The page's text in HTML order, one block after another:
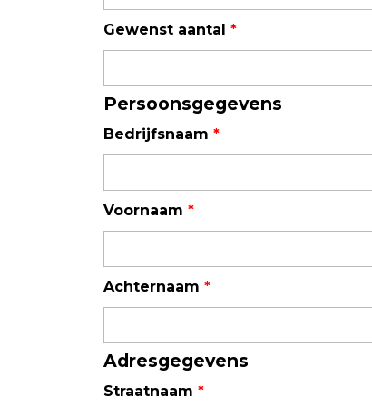
Persoonlijke EMV-meters
Toebehoren
Face Fit Testing
Geluidsmeters
Geluidsmonitoringstations
Akoestische camera's
Accessoires
Gewenst aantal *
Persoonsgegevens
Bedrijfsnaam *
Voornaam *
Achternaam *
Adresgegevens
Straatnaam *